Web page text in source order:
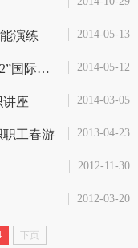
演练 2014-05-13
北京大学医院北京大学医院纪念“5.12”国际护士节--“我的人生座右铭”... 2014-05-12
座 2014-03-05
工春游 2013-04-23
2012-11-30
2012-03-20
下页